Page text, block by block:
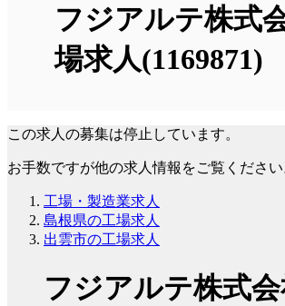
フジアルテ株式
場求人(1169871)
この求人の募集は停止しています。
お手数ですが他の求人情報をご覧ください
工場・製造業求人
島根県の工場求人
出雲市の工場求人
フジアルテ株式